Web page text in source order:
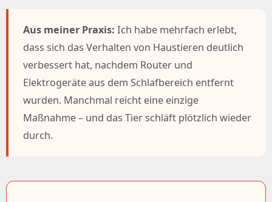
Aus meiner Praxis: Ich habe mehrfach erlebt,
dass sich das Verhalten von Haustieren deutlich
verbessert hat, nachdem Router und
Elektrogeräte aus dem Schlafbereich entfernt
wurden. Manchmal reicht eine einzige
Maßnahme – und das Tier schläft plötzlich wieder
durch.